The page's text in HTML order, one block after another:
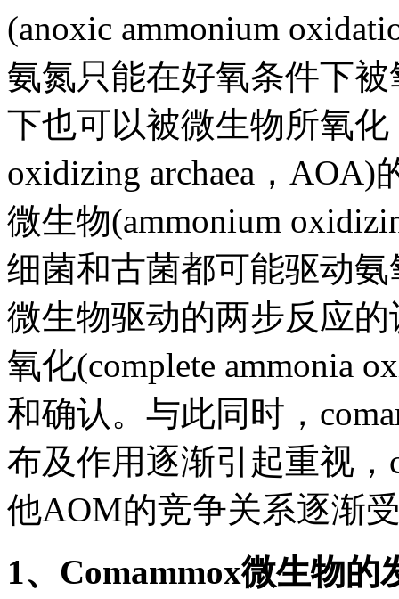
(anoxic ammonium
氨氮只能在好氧条件下
下也可以被微生物所氧化
oxidizing archaea，
微生物(ammonium
细菌和古菌都可能驱动
微生物驱动的两步反应
氧化(complete ammonia
和确认。与此同时，
布及作用逐渐引起重视，
他AOM的竞争关系逐渐
1、Comammox微生物的